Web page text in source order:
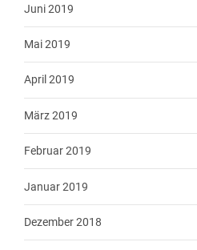
Juni 2019
Mai 2019
April 2019
März 2019
Februar 2019
Januar 2019
Dezember 2018